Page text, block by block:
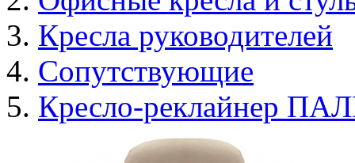
Кресла руководителей
Сопутствующие
Кресло-реклайнер